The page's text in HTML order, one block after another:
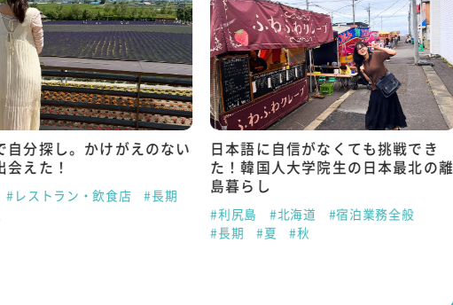
自分探し。かけがえのない
会えた！
#レストラン・飲食店
#長期
日本語に自信がなくても挑戦でき
た！韓国人大学院生の日本最北の離
島暮らし
#利尻島 #北海道
#宿泊業務全般
#長期
#夏 #秋